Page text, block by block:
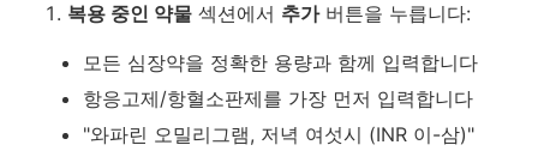
복용 중인 약물 섹션에서 추가버튼을 누릅니다:
모든 심장약을 정확한 용량과 함께 입력합니다
항응고제/항혈소판제를 가장 먼저 입력합니다
"와파린 오밀리그램, 저녁 여섯시 (INR 이-삼)"